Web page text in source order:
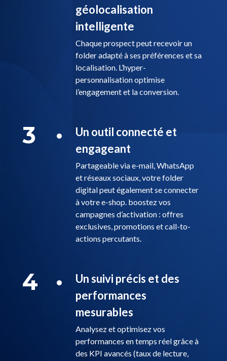
géolocalisation
intelligente
Chaque prospect peut recevoir un
folder adapté à ses préférences et sa
localisation. L’hyper-
personnalisation optimise
l’engagement et la conversion.
3
Un outil connecté et
engageant
Partageable via e-mail, WhatsApp
et réseaux sociaux, votre folder
digital peut également se connecter
à votre e-shop. boostez vos
campagnes d’activation : offres
exclusives, promotions et call-to-
actions percutants.
4
Un suivi précis et des
performances
mesurables
Analysez et optimisez vos
performances en temps réel grâce à
des KPI avancés (taux de lecture,